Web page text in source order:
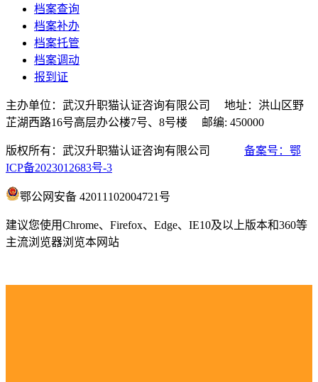
档案查询
档案补办
档案托管
档案调动
报到证
主办单位：武汉升职猫认证咨询有限公司 地址：洪山区野
芷湖西路16号高层办公楼7号、8号楼 邮编: 450000
版权所有：武汉升职猫认证咨询有限公司 备案号：鄂
ICP备2023012683号-3
鄂公网安备 42011102004721号
建议您使用Chrome、Firefox、Edge、IE10及以上版本和360等
主流浏览器浏览本网站